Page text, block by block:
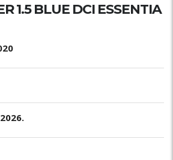
1.5 BLUE DCI ESSENTIA